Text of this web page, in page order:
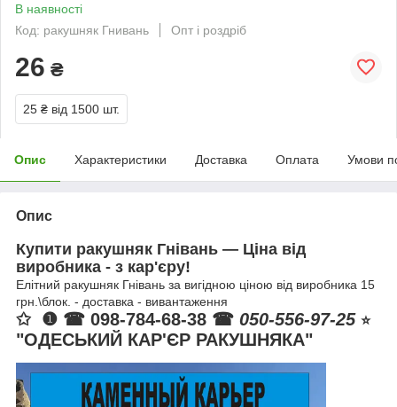
В наявності
Код: ракушняк Гнивань
Опт і роздріб
26 ₴
25 ₴ від 1500 шт.
Опис Характеристики Доставка Оплата Умови
Опис
Купити ракушняк Гнівань — Ціна від
виробника - з кар'єру!
Елітний ракушняк Гнівань за вигідною ціною від виробника 15
грн.\блок. - доставка - вивантаження
✩ ❶ ☎ 098-784-68-38 ☎ 050-556-97-25 ⭐️
"ОДЕСЬКИЙ КАР'ЄР РАКУШНЯКА"